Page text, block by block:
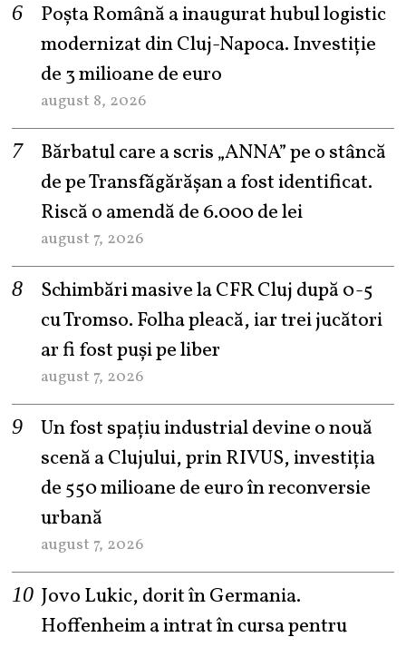
Poșta Română a inaugurat hubul logistic
modernizat din Cluj-Napoca. Investiție
de 3 milioane de euro
august 8, 2026
Bărbatul care a scris „ANNA” pe o stâncă
de pe Transfăgărășan a fost identificat.
Riscă o amendă de 6.000 de lei
august 7, 2026
Schimbări masive la CFR Cluj după 0-5
cu Tromso. Folha pleacă, iar trei jucători
ar fi fost puși pe liber
august 7, 2026
Un fost spațiu industrial devine o nouă
scenă a Clujului, prin RIVUS, investiția
de 550 milioane de euro în reconversie
urbană
august 7, 2026
Jovo Lukic, dorit în Germania.
Hoffenheim a intrat în cursa pentru